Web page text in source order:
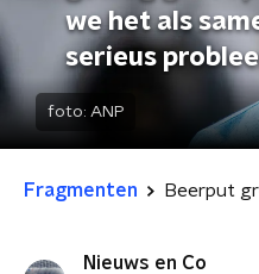
we het als
serieus
foto: ANP
Fragmenten
Nieuws en Co